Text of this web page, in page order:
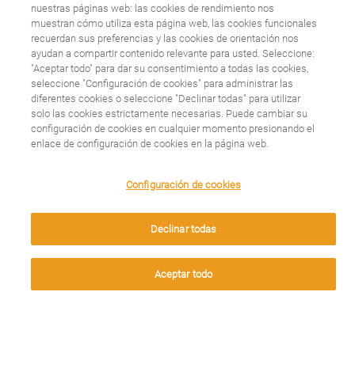
Emyacción, todo lo
que debes saber sobre
esclerosis múltiple
La diplomatura de la
UCM para dar voz a
nuestras páginas web: las cookies de rendimiento nos
muestran cómo utiliza esta página web, las cookies funcionales
recuerdan sus preferencias y las cookies de orientación nos
ayudan a compartir contenido relevante para usted. Seleccione:
"Aceptar todo" para dar su consentimiento a todas las cookies,
seleccione "Configuración de cookies" para administrar las
diferentes cookies o seleccione "Declinar todas" para utilizar
solo las cookies estrictamente necesarias. Puede cambiar su
configuración de cookies en cualquier momento presionando el
enlace de configuración de cookies en la página web.
Configuración de cookies
Declinar todas
Aceptar todo
We use cookies on this site to enhance your user
giving your consent for us to set cookies.
Aceptar